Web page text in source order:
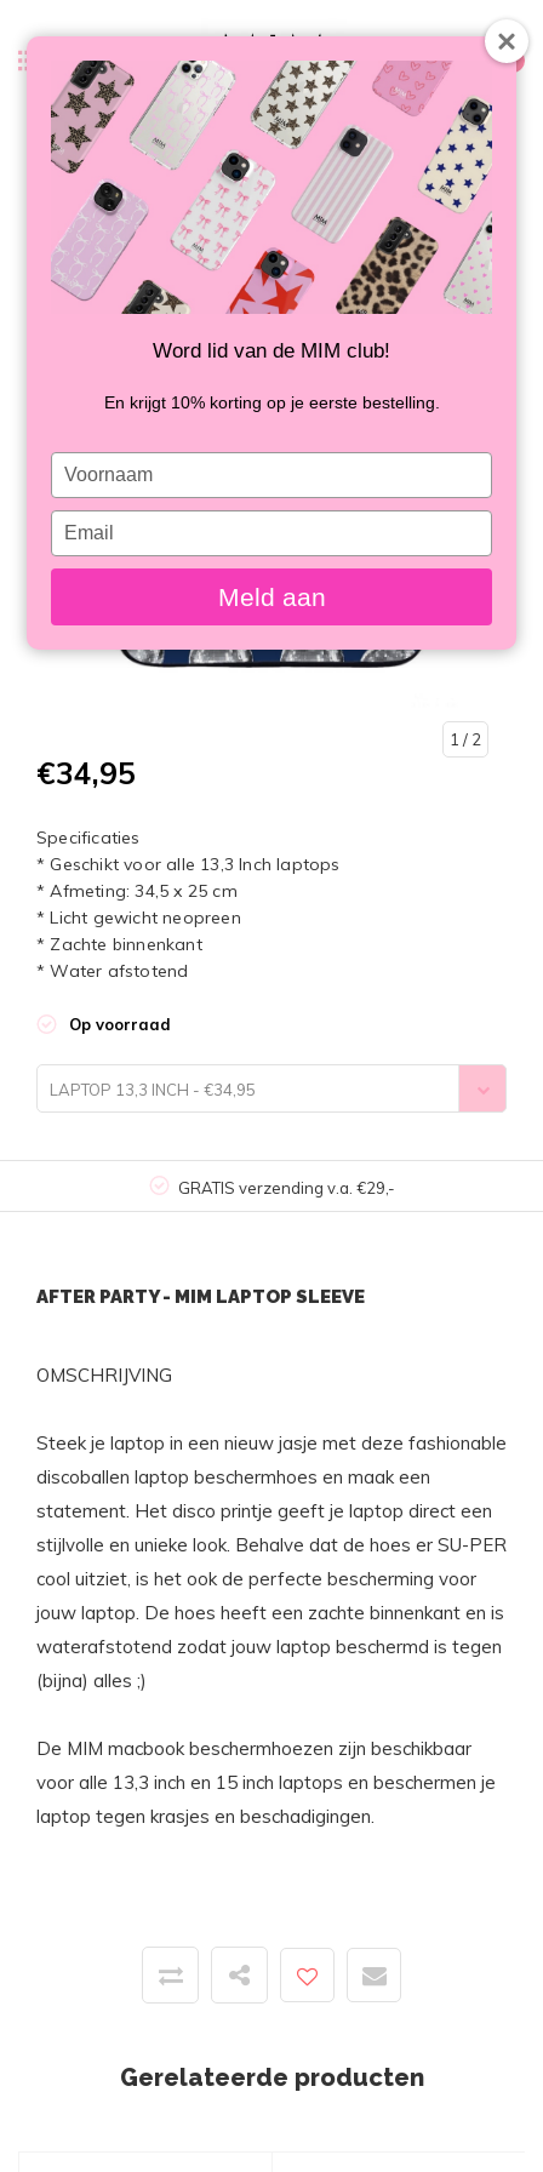
0
Terug
AFTER PARTY - MIM LAPTOP
SLEEVE
OP VOORRAAD
1 / 2
€34,95
Specificaties
* Geschikt voor alle 13,3 Inch laptops
* Afmeting: 34,5 x 25 cm
* Licht gewicht neopreen
* Zachte binnenkant
* Water afstotend
Op voorraad
LAPTOP 13,3 INCH - €34,95
GRATIS verzending v.a. €29,-
AFTER PARTY - MIM LAPTOP SLEEVE
OMSCHRIJVING
Steek je laptop in een nieuw jasje met deze fashionable
discoballen laptop beschermhoes en maak een
statement. Het disco printje geeft je laptop direct een
stijlvolle en unieke look. Behalve dat de hoes er SU-PER
cool uitziet, is het ook de perfecte bescherming voor
jouw laptop. De hoes heeft een zachte binnenkant en is
waterafstotend zodat jouw laptop beschermd is tegen
(bijna) alles ;)
De MIM macbook beschermhoezen zijn beschikbaar
voor alle 13,3 inch en 15 inch laptops en beschermen je
laptop tegen krasjes en beschadigingen.
Gerelateerde producten
Word lid van de MIM club!
En krijgt 10% korting op je eerste bestelling.
Type
your
name
Type
your
email
Meld aan